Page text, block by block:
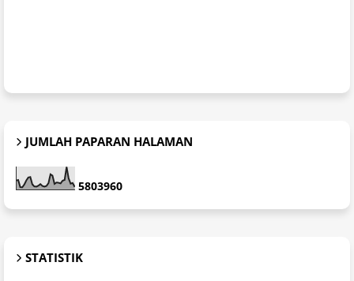
JUMLAH PAPARAN HALAMAN
5803960
STATISTIK